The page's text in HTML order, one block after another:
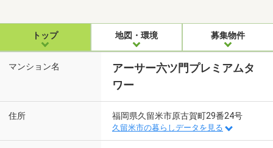
トップ 地図・環境 募集物件
マンション名
アーサー六ツ門プレミアムタ
ワー
住所 福岡県久留米市原古賀町29番24号
久留米市の暮らしデータを見る